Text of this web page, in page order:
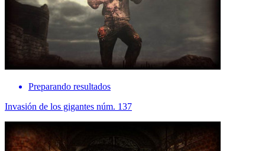
Preparando resultados
Invasión de los gigantes núm. 137